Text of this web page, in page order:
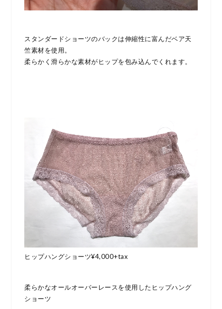
スタンダードショーツのバックは伸縮性に富んだベア天
竺素材を使用。
柔らかく滑らかな素材がヒップを包み込んでくれます。
ヒップハングショーツ¥4,000+tax
柔らかなオールオーバーレースを使用したヒップハング
ショーツ